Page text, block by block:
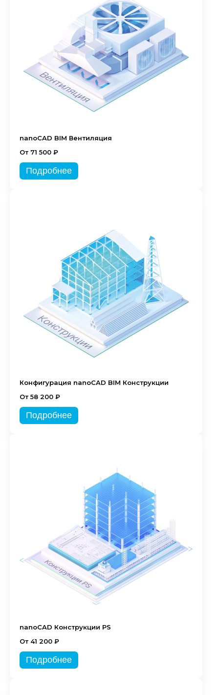
nanoCAD BIM Вентиляция
От 71 500 ₽
Подробнее
Конфигурация nanoCAD BIM Конструкции
От 58 200 ₽
Подробнее
nanoCAD Конструкции PS
От 41 200 ₽
Подробнее